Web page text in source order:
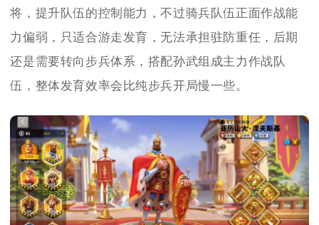
将，提升队伍的控制能力，不过骑兵队伍正面作战能
力偏弱，只适合游走发育，无法承担驻防重任，后期
还是需要转向步兵体系，搭配孙武组成主力作战队
伍，整体发育效率会比纯步兵开局慢一些。